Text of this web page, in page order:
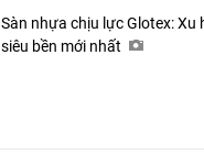
Sàn nhựa chịu lực Glotex: Xu
siêu bền mới nhất